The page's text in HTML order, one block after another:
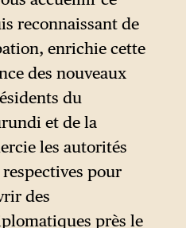
Paul II. Il
dans de
y compris la
du corps
toujours
apostolique,
Saint-Siège.
reconnaissant de
enrichie cette
des nouveaux
du
et de la
les autorités
pour
des
près le